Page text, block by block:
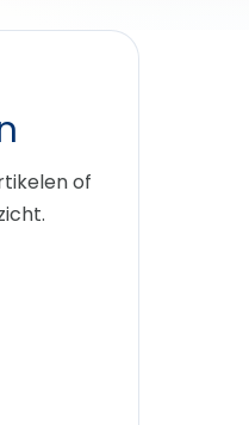
of